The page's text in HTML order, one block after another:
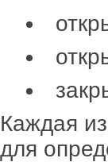
Каждая
для